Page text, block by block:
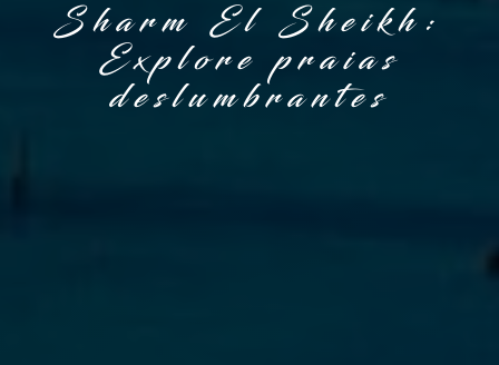
Sharm El Sheikh:
Explore praias
deslumbrantes